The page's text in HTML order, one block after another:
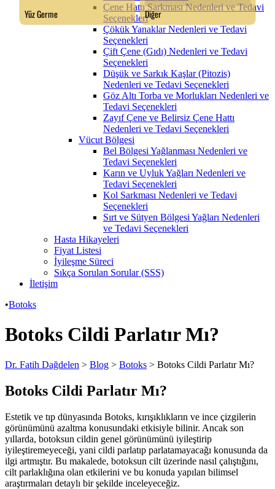
Çene Hattı Sarkması Nedenleri ve Tedavi
Seçenekleri
Çökük Yanaklar Nedenleri ve Tedavi
Seçenekleri
Çift Çene (Gıdı) Nedenleri ve Tedavi
Seçenekleri
Düşük ve Sarkık Kaşlar (Pitozis)
Nedenleri ve Tedavi Seçenekleri
Göz Altı Torba ve Morlukları Nedenleri ve
Tedavi Seçenekleri
Zayıf Çene ve Belirsiz Çene Hattı
Nedenleri ve Tedavi Seçenekleri
Vücut Bölgesi
Bel Bölgesi Yağlanması Nedenleri ve
Tedavi Seçenekleri
Karın ve Uyluk Yağları Nedenleri ve
Tedavi Seçenekleri
Kol Sarkması Nedenleri ve Tedavi
Seçenekleri
Sırt ve Sütyen Bölgesi Yağları Nedenleri
ve Tedavi Seçenekleri
Hasta Hikayeleri
Fiyat Listesi
İyileşme Süreci
Sıkça Sorulan Sorular (SSS)
İletişim
•Botoks
Botoks Cildi Parlatır Mı?
Dr. Fatih Dağdelen > Blog > Botoks > Botoks Cildi Parlatır Mı?
Botoks Cildi Parlatır Mı?
Estetik ve tıp dünyasında Botoks, kırışıklıkların ve ince çizgilerin
görünümünü azaltma konusundaki etkisiyle bilinir. Ancak son
yıllarda, botoksun cildin genel görünümünü iyileştirip
iyileştiremeyeceği, yani cildi parlatıp parlatamayacağı konusunda da
ilgi artmıştır. Bu makalede, botoksun cilt üzerinde nasıl çalıştığını,
cilt parlaklığına olan etkilerini ve bu konuda yapılan bilimsel
araştırmaları detaylı bir şekilde inceleyeceğiz.